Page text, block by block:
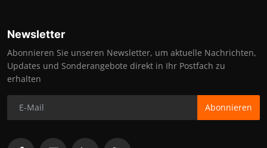
Newsletter
Abonnieren Sie unseren Newsletter, um aktuelle Nachrichten,
Updates und Sonderangebote direkt in Ihr Postfach zu
erhalten
Abonnieren